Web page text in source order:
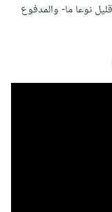
نوعا ما- والمدفوع